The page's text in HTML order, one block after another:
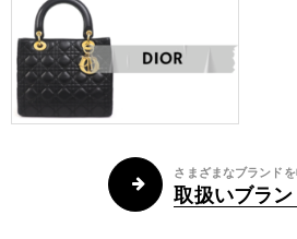
さまざまなブランド
取扱いブラ